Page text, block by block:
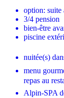
option: suite
3/4 pension
bien-être
piscine
nuitée(s)
menu
repas au
Alpin-SPA